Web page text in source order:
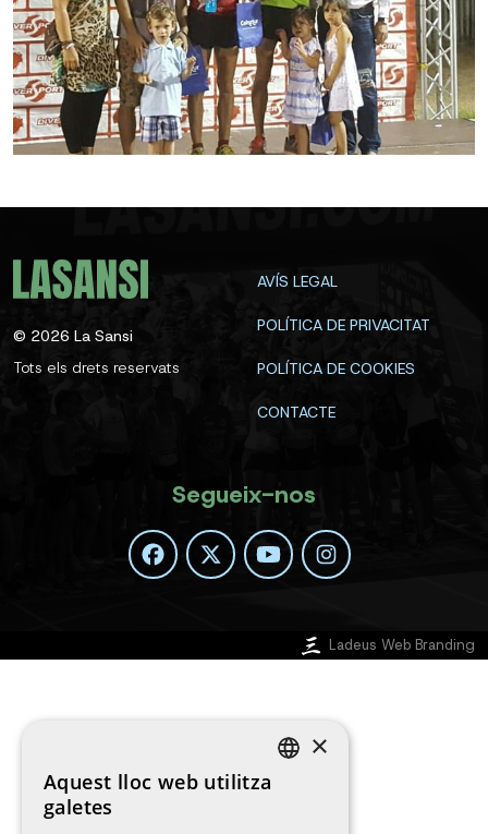
© 2026 La Sansi
Tots els drets reservats
AVÍS LEGAL
POLÍTICA DE PRIVACITAT
POLÍTICA DE COOKIES
CONTACTE
Segueix-nos
Ladeus Web Branding
×
Aquest lloc web utilitza
galetes